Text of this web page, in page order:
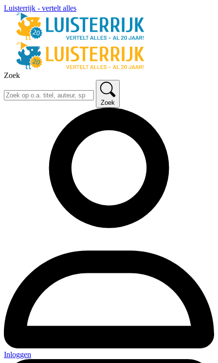
Luisterrijk - vertelt alles
Zoek
Zoek
Inloggen